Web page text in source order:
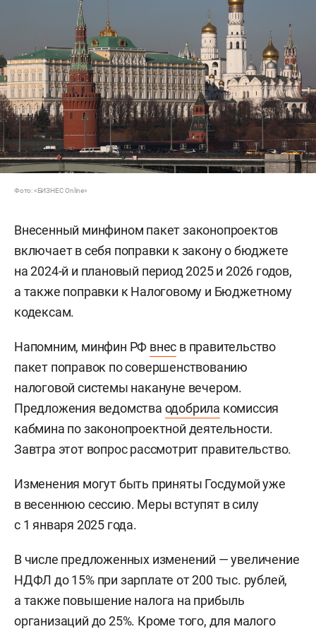
Фото: «БИЗНЕС Online»
Внесенный минфином пакет законопроектов
включает в себя поправки к закону о бюджете
на 2024-й и плановый период 2025 и 2026 годов,
а также поправки к Налоговому и Бюджетному
кодексам.
Напомним, минфин РФ внес в правительство
пакет поправок по совершенствованию
налоговой системы накануне вечером.
Предложения ведомства одобрила комиссия
кабмина по законопроектной деятельности.
Завтра этот вопрос рассмотрит правительство.
Изменения могут быть приняты Госдумой уже
в весеннюю сессию. Меры вступят в силу
с 1 января 2025 года.
В числе предложенных изменений — увеличение
НДФЛ до 15% при зарплате от 200 тыс. рублей,
а также повышение налога на прибыль
организаций до 25%. Кроме того, для малого